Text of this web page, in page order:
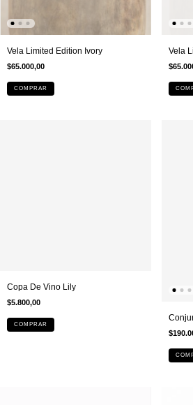
Vela Limited Edition Ivory
$65.000,00
COMPRAR
Vela
Copa De Vino Lily
$5.800,00
COMPRAR